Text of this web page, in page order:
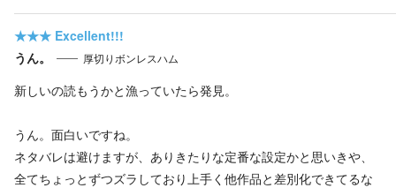
★★★ Excellent!!!
うん。
厚切りボンレスハム
新しいの読もうかと漁っていたら発見。
うん。面白いですね。
ネタバレは避けますが、ありきたりな定番な設定かと思いきや、
全てちょっとずつズラしており上手く他作品と差別化できてるな